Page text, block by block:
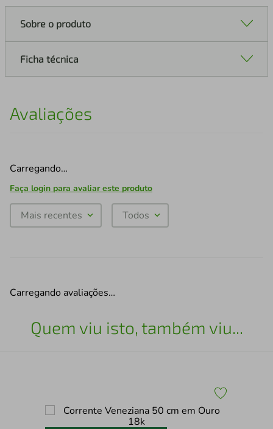
Sobre o produto
Ficha técnica
Avaliações
Carregando…
Faça login para avaliar este produto
Mais recentes Todos
Carregando avaliações…
Quem viu isto, também viu...